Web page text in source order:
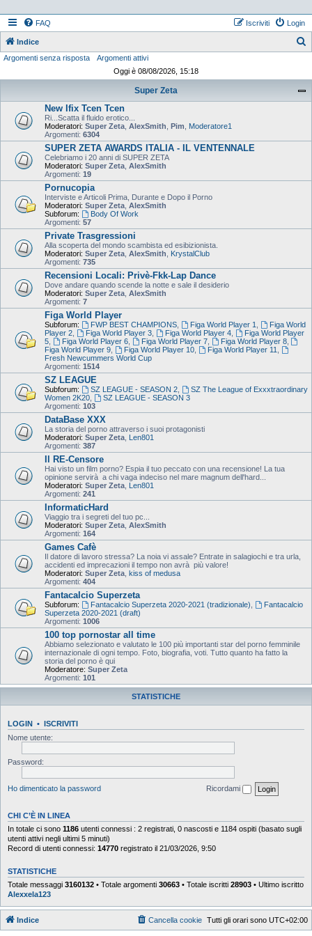
FAQ Login
Iscriviti
Indice
Argomenti senza risposta
Argomenti attivi
Oggi è 08/08/2026, 15:18
Super Zeta
New Ifix Tcen Tcen
Ri...Scatta il fluido erotico...
Moderatori: Super Zeta AlexSmith Pim
Moderatore1
Argomenti: 6304
SUPER ZETA AWARDS ITALIA - IL VENTENNALE
Celebriamo i 20 anni di SUPER ZETA
Moderatori: Super Zeta AlexSmith
Argomenti: 19
Pornucopia
Interviste e Articoli Prima, Durante e Dopo il Porno
Moderatori: Super Zeta AlexSmith
Subforum:
Body Of Work
Argomenti: 57
Private Trasgressioni
Alla scoperta del mondo scambista ed esibizionista.
Moderatori: Super Zeta AlexSmith
KrystalClub
Argomenti: 735
Recensioni Locali: Privè-Fkk-Lap Dance
Dove andare quando scende la notte e sale il desiderio
Moderatori: Super Zeta AlexSmith
Argomenti: 7
Figa World Player
Subforum: FWP BEST CHAMPIONS, Figa World Player 1
Figa World
Player 2
Figa World Player 3, Figa World Player 4,
Figa World Player
5
Figa World Player 6, Figa World Player 7, Figa World Player 8,
Figa World Player 9
Figa World Player 10, Figa World Player 11
Fresh Newcummers World Cup
Argomenti: 1514
SZ LEAGUE
Subforum: SZ LEAGUE - SEASON 2,
SZ The League of Exxxtraordinary
Women 2K20
SZ LEAGUE - SEASON 3
Argomenti: 103
DataBase XXX
La storia del porno attraverso i suoi protagonisti
Moderatori: Super Zeta Len801
Argomenti: 387
Il RE-Censore
Hai visto un film porno? Espia il tuo peccato con una recensione! La tua
opinione servirà a chi vaga indeciso nel mare magnum dell'hard...
Moderatori: Super Zeta Len801
Argomenti: 241
InformaticHard
Viaggio tra i segreti del tuo pc...
Moderatori: Super Zeta AlexSmith
Argomenti: 164
Games Cafè
Il datore di lavoro stressa? La noia vi assale? Entrate in salagiochi e tra urla,
accidenti ed imprecazioni il tempo non avrà più valore!
Moderatori: Super Zeta kiss of medusa
Argomenti: 404
Fantacalcio Superzeta
Subforum: Fantacalcio Superzeta 2020-2021 (tradizionale)
Fantacalcio
Superzeta 2020-2021 (draft)
Argomenti: 1006
100 top pornostar all time
Abbiamo selezionato e valutato le 100 più importanti star del porno femminile
internazionale di ogni tempo. Foto, biografia, voti. Tutto quanto ha fatto la
storia del porno è qui
Moderatore: Super Zeta
Argomenti: 101
STATISTICHE
LOGIN • ISCRIVITI
Nome utente:
Password:
Ho dimenticato la password Ricordami
CHI C’È IN LINEA
In totale ci sono 1186 utenti connessi : 2 registrati, 0 nascosti e 1184 ospiti (basato sugli
utenti attivi negli ultimi 5 minuti)
Record di utenti connessi: 14770 registrato il 21/03/2026, 9:50
STATISTICHE
Totale messaggi 3160132 • Totale argomenti 30663 • Totale iscritti 28903 • Ultimo iscritto
Alexxela123
Indice Tutti gli orari sono UTC+02:00
Cancella cookie